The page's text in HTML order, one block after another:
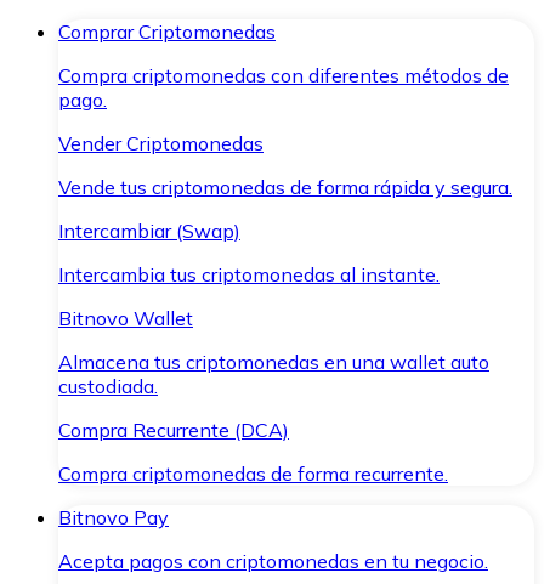
Comprar Criptomonedas
Compra criptomonedas con diferentes métodos de
pago.
Vender Criptomonedas
Vende tus criptomonedas de forma rápida y segura.
Intercambiar (Swap)
Intercambia tus criptomonedas al instante.
Bitnovo Wallet
Almacena tus criptomonedas en una wallet auto
custodiada.
Compra Recurrente (DCA)
Compra criptomonedas de forma recurrente.
Bitnovo Pay
Acepta pagos con criptomonedas en tu negocio.